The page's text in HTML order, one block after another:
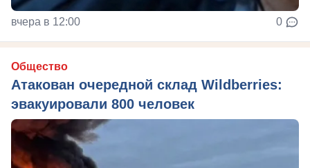
вчера в 12:00 0
Общество
Атакован очередной склад Wildberries:
эвакуировали 800 человек